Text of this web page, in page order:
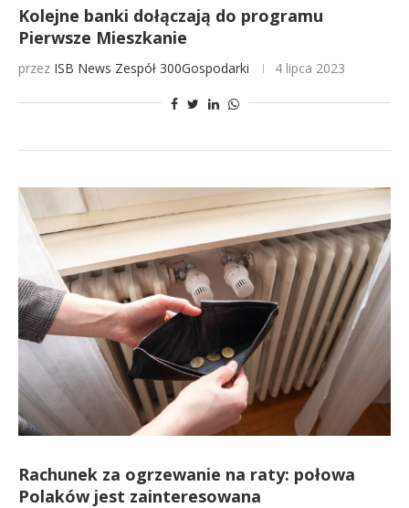
Kolejne banki dołączają do programu
Pierwsze Mieszkanie
przez ISB News Zespół 300Gospodarki 4 lipca 2023
Rachunek za ogrzewanie na raty: połowa
Polaków jest zainteresowana